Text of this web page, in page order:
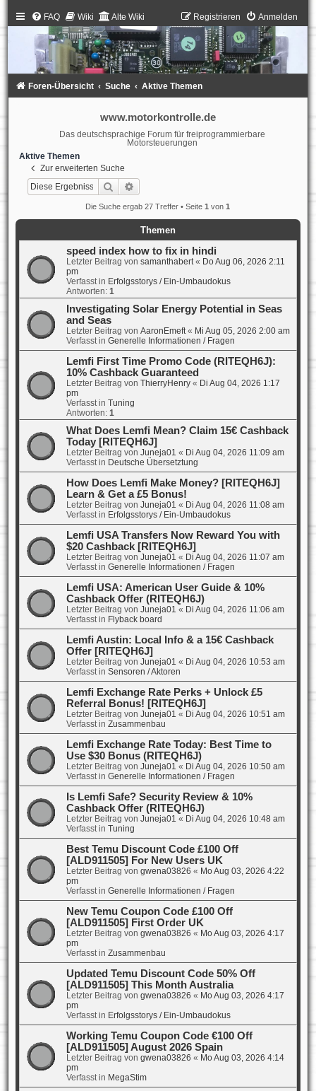
FAQ Wiki Alte Wiki Anmelden
Registrieren
Foren-Übersicht Suche Aktive Themen
www.motorkontrolle.de
Das deutschsprachige Forum für freiprogrammierbare
Motorsteuerungen
Aktive Themen
Zur erweiterten Suche
Suche
Die Suche ergab 27 Treffer • Seite1 von1
Themen
speed index how to fix in hindi
Letzter Beitrag von samanthabert« Do Aug 06, 2026 2:11
pm
Verfasst in Erfolgsstorys / Ein-Umbaudokus
Antworten: 1
Investigating Solar Energy Potential in Seas
and Seas
Letzter Beitrag von AaronEmeft« Mi Aug 05, 2026 2:00 am
Verfasst in Generelle Informationen / Fragen
Lemfi First Time Promo Code (RITEQH6J):
10% Cashback Guaranteed
Letzter Beitrag von ThierryHenry« Di Aug 04, 2026 1:17
pm
Verfasst in Tuning
Antworten: 1
What Does Lemfi Mean? Claim 15€ Cashback
Today [RITEQH6J]
Letzter Beitrag von Juneja01 « Di Aug 04, 2026 11:09 am
Verfasst in Deutsche Übersetztung
How Does Lemfi Make Money? [RITEQH6J]
Learn & Get a £5 Bonus!
Letzter Beitrag von Juneja01 « Di Aug 04, 2026 11:08 am
Verfasst in Erfolgsstorys / Ein-Umbaudokus
Lemfi USA Transfers Now Reward You with
$20 Cashback [RITEQH6J]
Letzter Beitrag von Juneja01 « Di Aug 04, 2026 11:07 am
Verfasst in Generelle Informationen / Fragen
Lemfi USA: American User Guide & 10%
Cashback Offer (RITEQH6J)
Letzter Beitrag von Juneja01 « Di Aug 04, 2026 11:06 am
Verfasst in Flyback board
Lemfi Austin: Local Info & a 15€ Cashback
Offer [RITEQH6J]
Letzter Beitrag von Juneja01 « Di Aug 04, 2026 10:53 am
Verfasst in Sensoren / Aktoren
Lemfi Exchange Rate Perks + Unlock £5
Referral Bonus! [RITEQH6J]
Letzter Beitrag von Juneja01 « Di Aug 04, 2026 10:51 am
Verfasst in Zusammenbau
Lemfi Exchange Rate Today: Best Time to
Use $30 Bonus (RITEQH6J)
Letzter Beitrag von Juneja01 « Di Aug 04, 2026 10:50 am
Verfasst in Generelle Informationen / Fragen
Is Lemfi Safe? Security Review & 10%
Cashback Offer (RITEQH6J)
Letzter Beitrag von Juneja01 « Di Aug 04, 2026 10:48 am
Verfasst in Tuning
Best Temu Discount Code £100 Off
[ALD911505] For New Users UK
Letzter Beitrag von gwena03826 « Mo Aug 03, 2026 4:22
pm
Verfasst in Generelle Informationen / Fragen
New Temu Coupon Code £100 Off
[ALD911505] First Order UK
Letzter Beitrag von gwena03826 « Mo Aug 03, 2026 4:17
pm
Verfasst in Zusammenbau
Updated Temu Discount Code 50% Off
[ALD911505] This Month Australia
Letzter Beitrag von gwena03826 « Mo Aug 03, 2026 4:17
pm
Verfasst in Erfolgsstorys / Ein-Umbaudokus
Working Temu Coupon Code €100 Off
[ALD911505] August 2026 Spain
Letzter Beitrag von gwena03826 « Mo Aug 03, 2026 4:14
pm
Verfasst in MegaStim